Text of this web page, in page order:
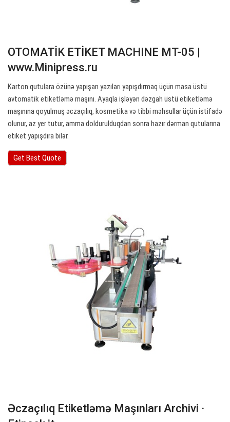
OTOMATİK ETİKET MACHINE MT-05 |
www.Minipress.ru
Karton qutulara özünə yapışan yazıları yapışdırmaq üçün masa üstü
avtomatik etiketləmə maşını. Ayaqla işləyən dəzgah üstü etiketləmə
maşınına qoyulmuş əczaçılıq, kosmetika və tibbi məhsullar üçün istifadə
olunur, az yer tutur, amma doldurulduqdan sonra hazır dərman qutularına
etiket yapışdıra bilər.
Get Best Quote
Əczaçılıq Etiketləmə Maşınları Archivi ·